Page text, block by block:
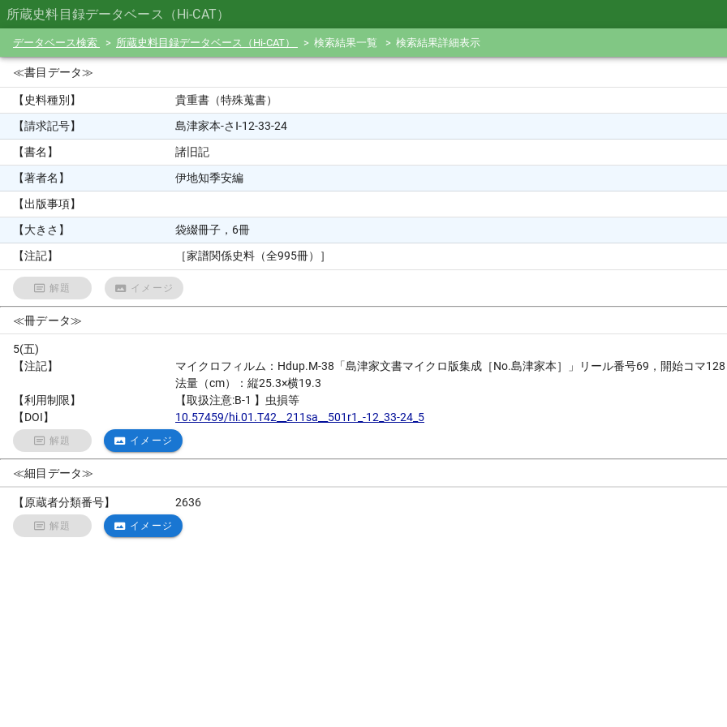
所蔵史料目録データベース（Hi-CAT）
データベース検索 所蔵史料目録データベース（Hi-CAT） 検索結果一覧 検索結果詳細表示
≪書目データ≫
【史料種別】
貴重書（特殊蒐書）
【請求記号】
島津家本-さⅠ-12-33-24
【書名】
諸旧記
【著者名】
伊地知季安編
【出版事項】
【大きさ】
袋綴冊子，6冊
【注記】
［家譜関係史料（全995冊）］
解題 イメージ
≪冊データ≫
5(五)
【注記】
マイクロフィルム：Hdup.M-38「島津家文書マイクロ版集成［No.島津家本］」リール番号69，開始コマ128
法量（cm）：縦25.3×横19.3
【利用制限】
【取扱注意:B-1 】虫損等
【DOI】
10.57459/hi.01.T42__211sa__501r1_-12_33-24_5
解題 イメージ
≪細目データ≫
【原蔵者分類番号】 2636
解題 イメージ